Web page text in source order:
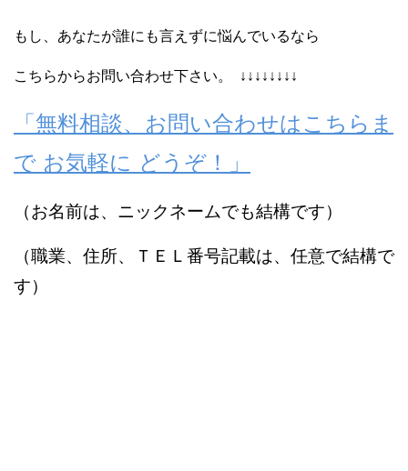
もし、あなたが誰にも言えずに悩んでいるなら
こちらからお問い合わせ下さい。 ↓↓↓↓↓↓↓↓
「無料相談、お問い合わせはこちらま
で お気軽に どうぞ！」
（お名前は、ニックネームでも結構です）
（職業、住所、ＴＥＬ番号記載は、任意で結構で
す）